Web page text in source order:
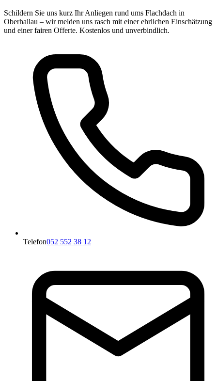
Schildern Sie uns kurz Ihr Anliegen rund ums Flachdach in
Oberhallau – wir melden uns rasch mit einer ehrlichen Einschätzung
und einer fairen Offerte. Kostenlos und unverbindlich.
Telefon052 552 38 12